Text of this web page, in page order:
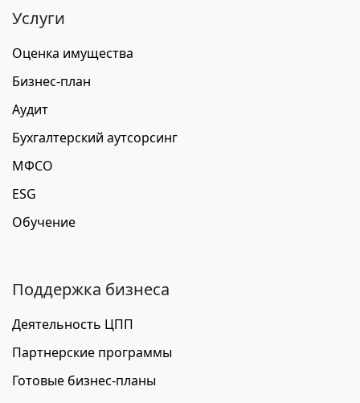
Услуги
Оценка имущества
Бизнес-план
Аудит
Бухгалтерский аутсорсинг
МФСО
ESG
Обучение
Поддержка бизнеса
Деятельность ЦПП
Партнерские программы
Готовые бизнес-планы